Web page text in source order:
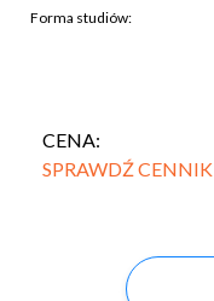
Forma studiów:
CENA:
SPRAWDŹ CENNIK